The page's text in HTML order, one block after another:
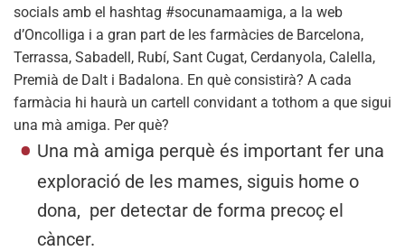
socials amb el hashtag #socunamaamiga, a la web
d’Oncolliga i a gran part de les farmàcies de Barcelona,
Terrassa, Sabadell, Rubí, Sant Cugat, Cerdanyola, Calella,
Premià de Dalt i Badalona. En què consistirà? A cada
farmàcia hi haurà un cartell convidant a tothom a que sigui
una mà amiga. Per què?
Una mà amiga perquè és important fer una
exploració de les mames, siguis home o
dona, per detectar de forma precoç el
càncer.